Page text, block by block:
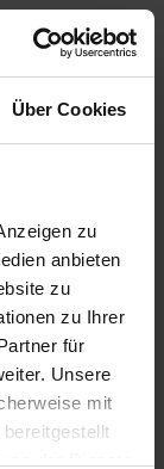
Über Cookies
zu
anbieten
zu
zu Ihrer
für
Unsere
mit